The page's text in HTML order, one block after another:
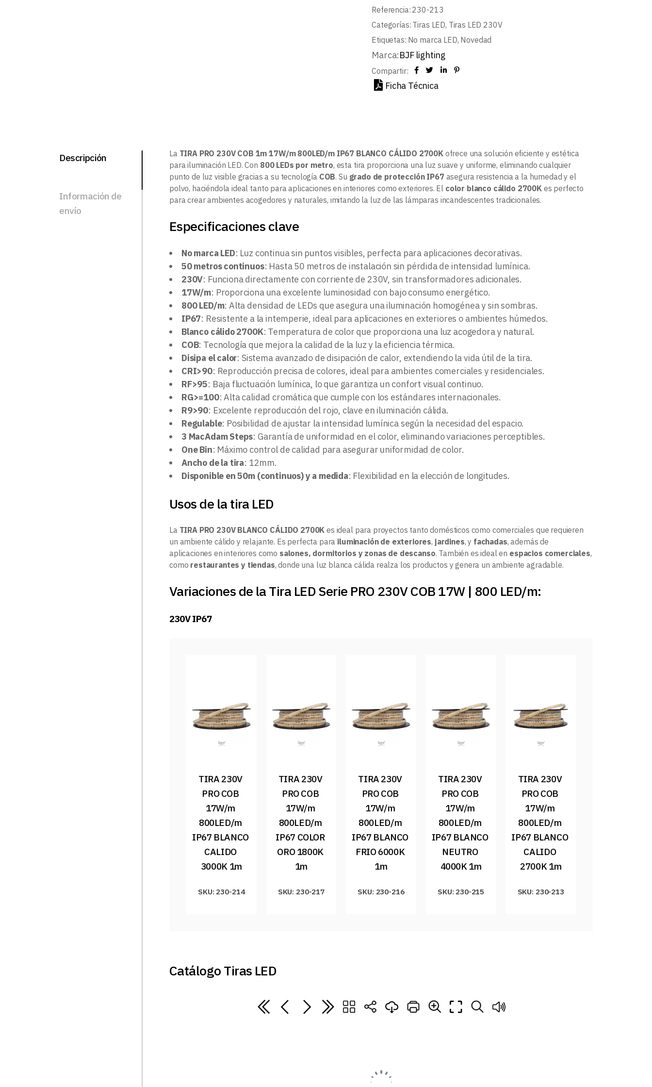
Referencia: 230-213
Categorías: Tiras LED, Tiras LED 230V
Etiquetas: No marca LED, Novedad
Marca:BJF lighting
Compartir:
Ficha Técnica
Descripción
Información de
envío
La TIRA PRO 230V COB 1m 17W/m 800LED/m IP67 BLANCO CÁLIDO 2700K ofrece una solución eficiente y estética
para iluminación LED. Con 800 LEDs por metro, esta tira proporciona una luz suave y uniforme, eliminando cualquier
punto de luz visible gracias a su tecnología COB. Su grado de protección IP67 asegura resistencia a la humedad y el
polvo, haciéndola ideal tanto para aplicaciones en interiores como exteriores. El color blanco cálido 2700K es perfecto
para crear ambientes acogedores y naturales, imitando la luz de las lámparas incandescentes tradicionales.
Especificaciones clave
No marca LED: Luz continua sin puntos visibles, perfecta para aplicaciones decorativas.
50 metros continuos: Hasta 50 metros de instalación sin pérdida de intensidad lumínica.
230V: Funciona directamente con corriente de 230V, sin transformadores adicionales.
17W/m: Proporciona una excelente luminosidad con bajo consumo energético.
800 LED/m: Alta densidad de LEDs que asegura una iluminación homogénea y sin sombras.
IP67: Resistente a la intemperie, ideal para aplicaciones en exteriores o ambientes húmedos.
Blanco cálido 2700K: Temperatura de color que proporciona una luz acogedora y natural.
COB: Tecnología que mejora la calidad de la luz y la eficiencia térmica.
Disipa el calor: Sistema avanzado de disipación de calor, extendiendo la vida útil de la tira.
CRI>90: Reproducción precisa de colores, ideal para ambientes comerciales y residenciales.
RF>95: Baja fluctuación lumínica, lo que garantiza un confort visual continuo.
RG>=100: Alta calidad cromática que cumple con los estándares internacionales.
R9>90: Excelente reproducción del rojo, clave en iluminación cálida.
Regulable: Posibilidad de ajustar la intensidad lumínica según la necesidad del espacio.
3 MacAdam Steps: Garantía de uniformidad en el color, eliminando variaciones perceptibles.
One Bin: Máximo control de calidad para asegurar uniformidad de color.
Ancho de la tira: 12mm.
Disponible en 50m (continuos) y a medida: Flexibilidad en la elección de longitudes.
Usos de la tira LED
La TIRA PRO 230V BLANCO CÁLIDO 2700K es ideal para proyectos tanto domésticos como comerciales que requieren
un ambiente cálido y relajante. Es perfecta para iluminación de exteriores, jardines, y fachadas, además de
aplicaciones en interiores como salones, dormitorios y zonas de descanso. También es ideal en espacios comerciales,
como restaurantes y tiendas, donde una luz blanca cálida realza los productos y genera un ambiente agradable.
Variaciones de la Tira LED Serie PRO 230V COB 17W | 800 LED/m:
230V IP67
TIRA 230V
PRO COB
17W/m
800LED/m
IP67 BLANCO
CALIDO
3000K 1m
SKU: 230-214
TIRA 230V
PRO COB
17W/m
800LED/m
IP67 COLOR
ORO 1800K
1m
SKU: 230-217
TIRA 230V
PRO COB
17W/m
800LED/m
IP67 BLANCO
FRIO 6000K
1m
SKU: 230-216
TIRA 230V
PRO COB
17W/m
800LED/m
IP67 BLANCO
NEUTRO
4000K 1m
SKU: 230-215
TIRA 230V
PRO COB
17W/m
800LED/m
IP67 BLANCO
CALIDO
2700K 1m
SKU: 230-213
Catálogo Tiras LED